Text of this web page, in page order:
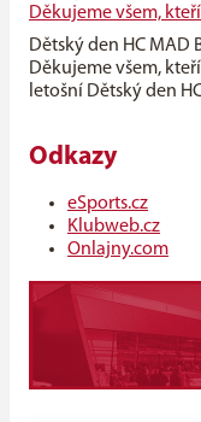
Děkujeme všem,
Dětský den HC MAD
Děkujeme všem,
letošní Dětský den
Odkazy
eSports.cz
Klubweb.cz
Onlajny.com